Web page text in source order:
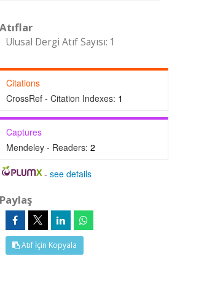
Atıflar
Ulusal Dergi Atıf Sayısı: 1
Citations
CrossRef - Citation Indexes: 1
Captures
Mendeley - Readers: 2
-see details
Paylaş
Atıf İçin Kopyala